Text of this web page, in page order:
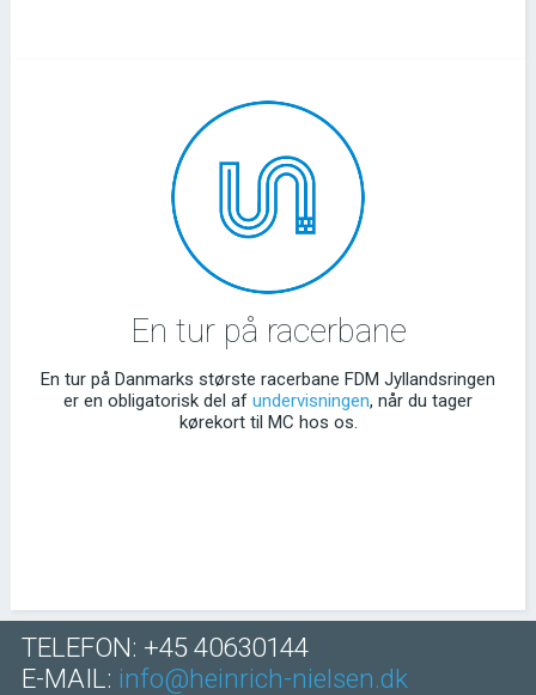
En tur på racerbane
En tur på Danmarks største racerbane FDM Jyllandsringen
er en obligatorisk del af undervisningen, når du tager
kørekort til MC hos os.
TELEFON: +45 40630144
E-MAIL: info@heinrich-nielsen.dk